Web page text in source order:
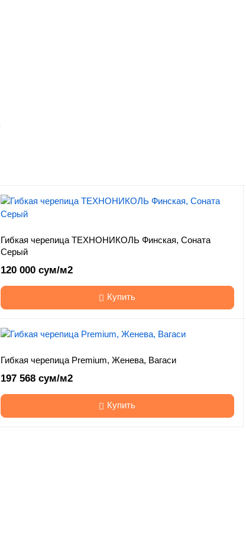
Гибкая черепица ТЕХНОНИКОЛЬ Финская, Соната
Серый
120 000 сум/м2
Купить
Гибкая черепица Premium, Женева, Вагаси
197 568 сум/м2
Купить